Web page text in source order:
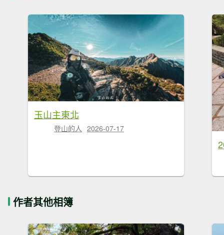
玉山主東北
登山的人 2026-07-17
作者其他相簿